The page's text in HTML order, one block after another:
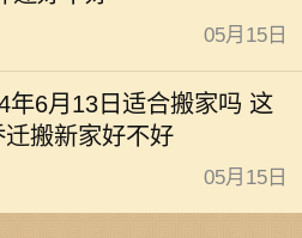
05月15日
年6月13日适合搬家吗 这
迁搬新家好不好
05月15日